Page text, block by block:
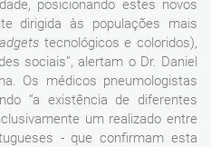
posicionando estes novos
dirigida às populações mais
tecnológicos e coloridos),
sociais”, alertam o Dr. Daniel
Os médicos pneumologistas
“a existência de diferentes
um realizado entre
- que confirmam esta